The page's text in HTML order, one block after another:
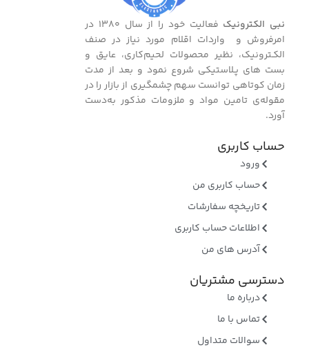
نبی الکترونیک
فعالیت خود را از سال ۱۳۸۰ در
امرفروش و واردات اقلام مورد نیاز در صنف
الکـترونیک، نظیر محصولات لحیم‌کاری، عایق و
بست ‌های پـلاستیکی شروع نمود و بعد از مدت
زمان کوتاهی توانست سهم چشمگیری از بازار را در
مقوله‌ی تامین مواد و ملزومات مذکور به‌دست
آورد.
حساب کاربری
ورود
حساب کاربری من
تاریخچه سفارشات
اطلاعات حساب کاربری
آدرس های من
دسترسی مشتریان
درباره ما
تماس با ما
سوالات متداول